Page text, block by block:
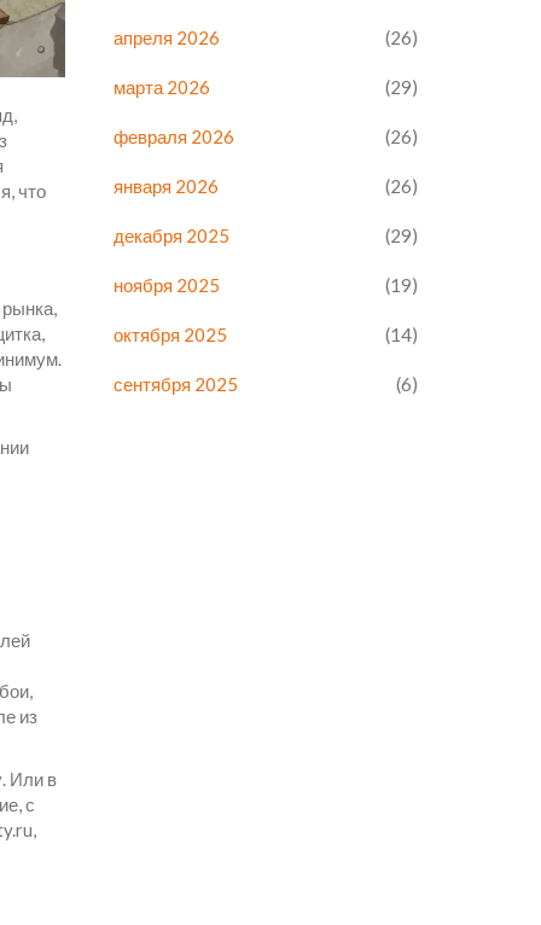
что
из
Или в
с
апреля 2026 (26)
марта 2026 (29)
февраля 2026 (26)
января 2026 (26)
декабря 2025 (29)
ноября 2025 (19)
октября 2025 (14)
сентября 2025 (6)